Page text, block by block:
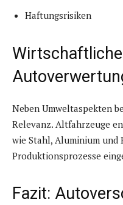
Haftungsrisiken
Neben Umweltaspekten
Relevanz. Altfahrzeuge
wie Stahl, Aluminium
Produktionsprozesse
Fazit: